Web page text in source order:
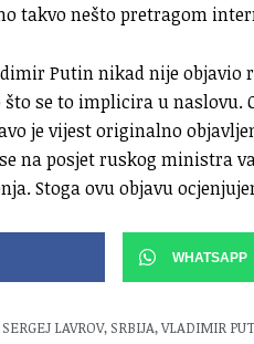
takvo nešto pretragom
Putin nikad nije objavio
se to implicira u naslovu.
je vijest originalno
na posjet ruskog ministra
Stoga ovu objavu
WHATSAPP
SERGEJ LAVROV, SRBIJA,VLADIMIR